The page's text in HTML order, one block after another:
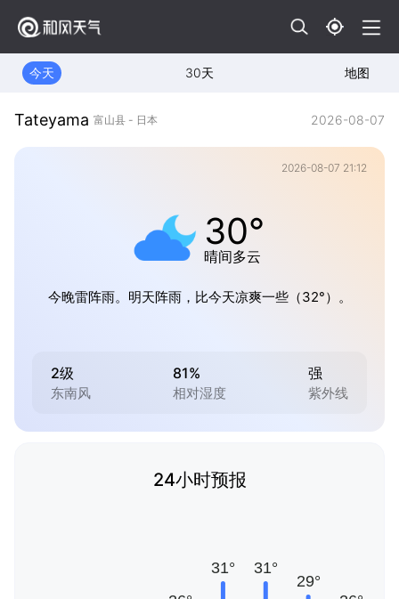
今天 30天 地图
Tateyama 富山县 - 日本 2026-08-07
2026-08-07 21:12
30°
晴间多云
今晚雷阵雨。明天阵雨，比今天凉爽一些（32°）。
2级
东南风
81%
相对湿度
强
紫外线
24小时预报